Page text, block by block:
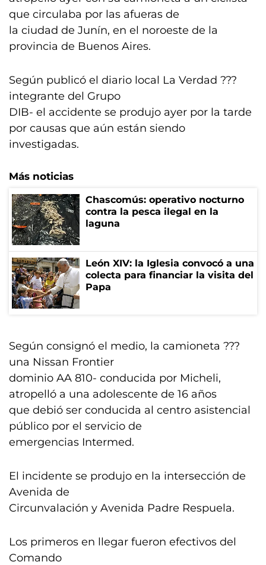
que circulaba por las afueras de
la ciudad de Junín, en el noroeste de la
provincia de Buenos Aires.
Según publicó el diario local La Verdad ???
integrante del Grupo
DIB- el accidente se produjo ayer por la tarde
por causas que aún están siendo
investigadas.
Más noticias
Chascomús: operativo nocturno
contra la pesca ilegal en la
laguna
León XIV: la Iglesia convocó a una
colecta para financiar la visita del
Papa
Según consignó el medio, la camioneta ???
una Nissan Frontier
dominio AA 810- conducida por Micheli,
atropelló a una adolescente de 16 años
que debió ser conducida al centro asistencial
público por el servicio de
emergencias Intermed.
El incidente se produjo en la intersección de
Avenida de
Circunvalación y Avenida Padre Respuela.
Los primeros en llegar fueron efectivos del
Comando